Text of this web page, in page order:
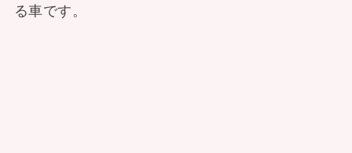
る車です。